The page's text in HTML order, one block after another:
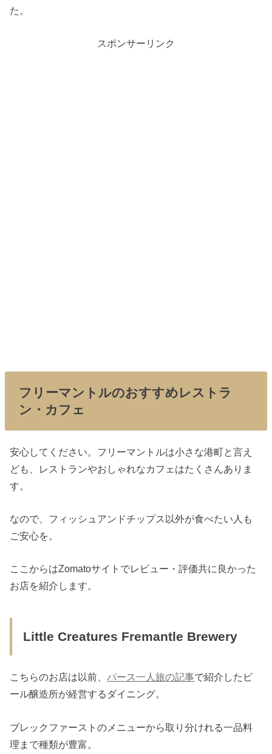
た。
スポンサーリンク
フリーマントルのおすすめレストラ
ン・カフェ
安心してください。フリーマントルは小さな港町と言え
ども、レストランやおしゃれなカフェはたくさんありま
す。
なので、フィッシュアンドチップス以外が食べたい人も
ご安心を。
ここからはZomatoサイトでレビュー・評価共に良かった
お店を紹介します。
Little Creatures Fremantle Brewery
こちらのお店は以前、パース一人旅の記事で紹介したビ
ール醸造所が経営するダイニング。
ブレックファーストのメニューから取り分けれる一品料
理まで種類が豊富。